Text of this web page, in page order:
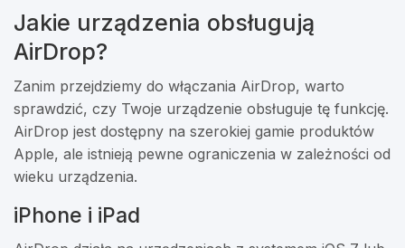
Jakie urządzenia obsługują
AirDrop?
Zanim przejdziemy do włączania AirDrop, warto
sprawdzić, czy Twoje urządzenie obsługuje tę funkcję.
AirDrop jest dostępny na szerokiej gamie produktów
Apple, ale istnieją pewne ograniczenia w zależności od
wieku urządzenia.
iPhone i iPad